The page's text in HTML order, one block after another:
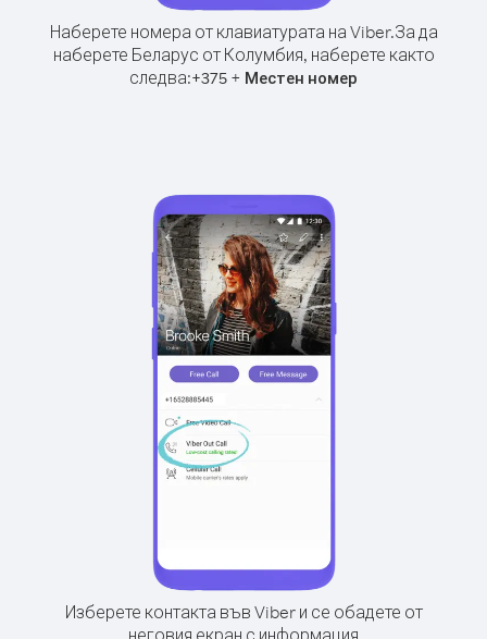
Наберете номера от клавиатурата на Viber.За да
наберете Беларус от Колумбия, наберете както
следва:+375 + Местен номер
Изберете контакта във Viber и се обадете от
неговия екран с информация